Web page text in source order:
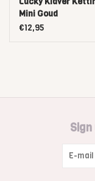
Mini Goud
€12,95